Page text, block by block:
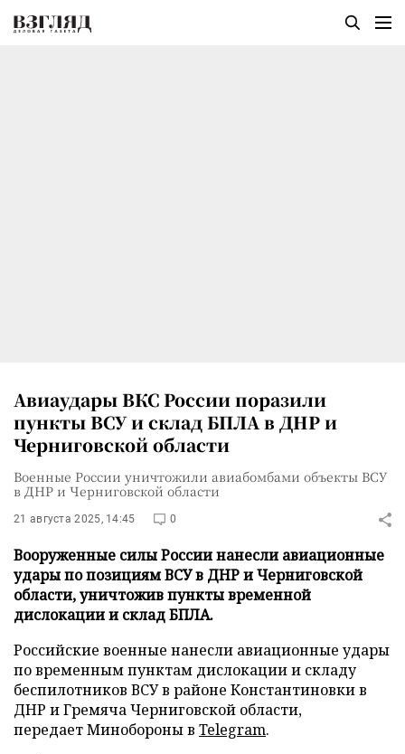
Авиаудары ВКС России поразили
пункты ВСУ и склад БПЛА в ДНР и
Черниговской области
Военные России уничтожили авиабомбами объекты ВСУ
в ДНР и Черниговской области
21 августа 2025, 14:45 0
Вооруженные силы России нанесли авиационные
удары по позициям ВСУ в ДНР и Черниговской
области, уничтожив пункты временной
дислокации и склад БПЛА.
Российские военные нанесли авиационные удары
по временным пунктам дислокации и складу
беспилотников ВСУ в районе Константиновки в
ДНР и Гремяча Черниговской области,
передает Минобороны в Telegram.